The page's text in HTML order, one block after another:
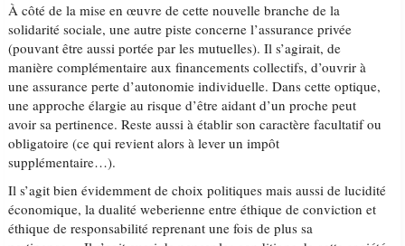
À côté de la mise en œuvre de cette nouvelle branche de la
solidarité sociale, une autre piste concerne l’assurance privée
(pouvant être aussi portée par les mutuelles). Il s’agirait, de
manière complémentaire aux financements collectifs, d’ouvrir à
une assurance perte d’autonomie individuelle. Dans cette optique,
une approche élargie au risque d’être aidant d’un proche peut
avoir sa pertinence. Reste aussi à établir son caractère facultatif ou
obligatoire (ce qui revient alors à lever un impôt
supplémentaire…).
Il s’agit bien évidemment de choix politiques mais aussi de lucidité
économique, la dualité weberienne entre éthique de conviction et
éthique de responsabilité reprenant une fois de plus sa